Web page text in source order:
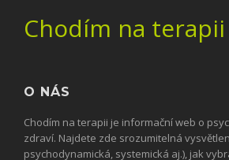
Chodím na terapii
O NÁS
Chodím na terapii je informační web o
zdraví. Najdete zde srozumitelná
psychodynamická, systemická aj.), jak